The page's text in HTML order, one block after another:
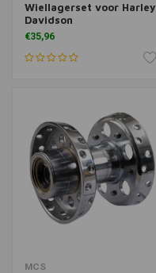
Wiellagerset voor Harley
Davidson
€35,96
MCS